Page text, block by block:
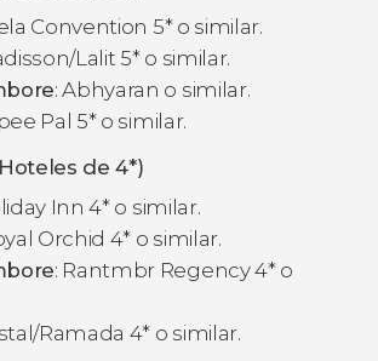
Convention 5* o similar.
Lalit 5* o similar.
: Abhyaran o similar.
Pal 5* o similar.
de 4*)
Inn 4* o similar.
Orchid 4* o similar.
: Rantmbr Regency 4* o
Ramada 4* o similar.